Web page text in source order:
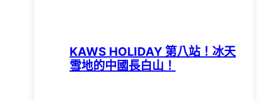
KAWS HOLIDAY 第八站！冰天
雪地的中國長白山！